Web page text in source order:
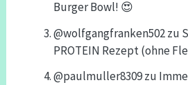
Burger Bowl! 😍
@wolfgangfranken502zu
PROTEIN Rezept (ohne
@paulmuller8309zu